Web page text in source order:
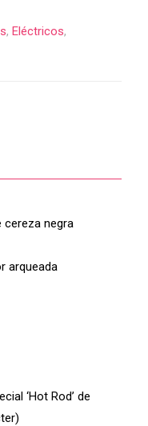
, Eléctricos,
cereza negra
arqueada
‘Hot Rod’ de